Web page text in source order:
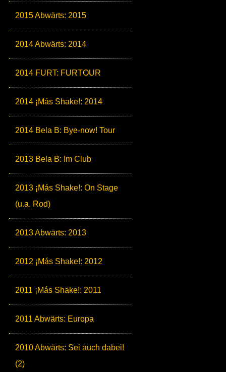
2015 Abwärts: 2015
2014 Abwärts: 2014
2014 FURT: FURTOUR
2014 ¡Más Shake!: 2014
2014 Bela B: Bye-now! Tour
2013 Bela B: Im Club
2013 ¡Más Shake!: On Stage
(u.a. Rod)
2013 Abwärts: 2013
2012 ¡Más Shake!: 2012
2011 ¡Más Shake!: 2011
2011 Abwärts: Europa
2010 Abwärts: Sei auch dabei!
(2)